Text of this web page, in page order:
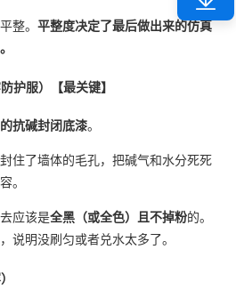
整。 平整度决定了最后做出来的仿真
护服）【最关键】
抗碱封闭底漆。
住了墙体的毛孔，把碱气和水分死死
。
应该是全黑（或全色）且不掉粉的。
说明没刷匀或者兑水太多了。